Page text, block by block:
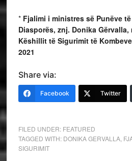
*Fjalimi i ministres së Punëve
Diasporës, znj. Donika
Këshillit të Sigurimit të
2021
Share via:
Facebook Twitter
FILED UNDER: FEATURED
TAGGED WITH: DONIKA GERVALLA,
SIGURIMIT